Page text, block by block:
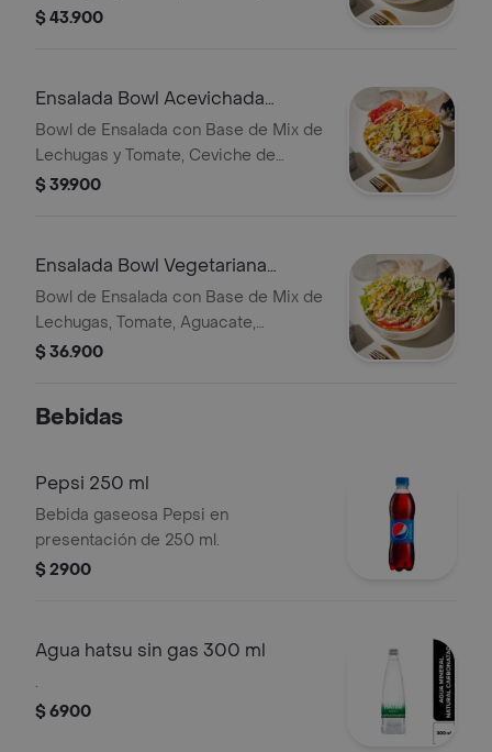
Wok, Aros de Cebolla, Aguacate,
$ 43.900
Ensalada Bowl Acevichada
Peruana
Bowl de Ensalada con Base de Mix de
Lechugas y Tomate, Ceviche de
Tilapia tilapia Fresca con Cebolla
Aguacate, Maíz Tostado, Salsa
Acevichada, Zanahoria, Cebollín y
Ajonjolí.
$ 39.900
Ensalada Bowl Vegetariana
Fresca
Bowl de Ensalada con Base de Mix de
Lechugas, Tomate, Aguacate,
Zanahoria, Maíz Dulce, Pepino, Mango,
$ 36.900
Bebidas
Pepsi 250 ml
Bebida gaseosa Pepsi en
presentación de 250 ml.
$ 2900
Agua hatsu sin gas 300 ml
.
$ 6900